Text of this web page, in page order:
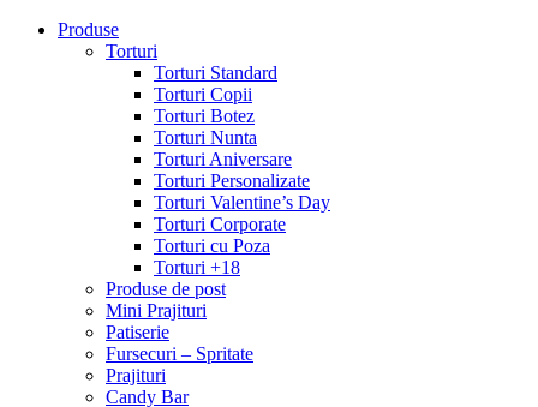
Produse
Torturi
Torturi Standard
Torturi Copii
Torturi Botez
Torturi Nunta
Torturi Aniversare
Torturi Personalizate
Torturi Valentine’s Day
Torturi Corporate
Torturi cu Poza
Torturi +18
Produse de post
Mini Prajituri
Patiserie
Fursecuri – Spritate
Prajituri
Candy Bar